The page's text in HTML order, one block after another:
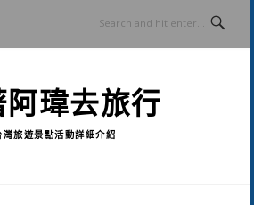
阿瑋去旅行
灣旅遊景點活動詳細介紹